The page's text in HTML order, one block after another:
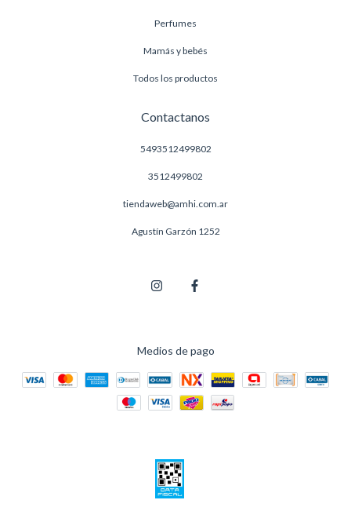
Perfumes
Mamás y bebés
Todos los productos
Contactanos
5493512499802
3512499802
tiendaweb@amhi.com.ar
Agustín Garzón 1252
Medios de pago